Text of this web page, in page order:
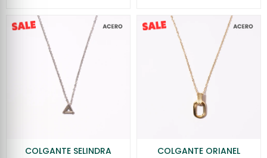
COLGANTE SELINDRA COLGANTE ORIANEL